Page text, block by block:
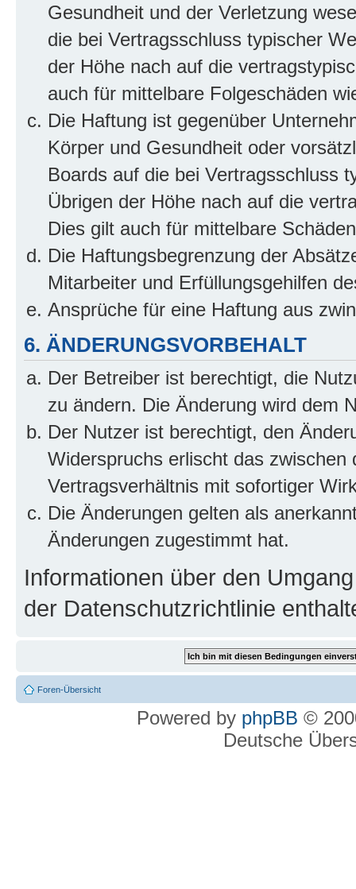
Gesundheit und der Verletzung
die bei Vertragsschluss typischer
der Höhe nach auf die
auch für mittelbare Folgeschäden
Die Haftung ist gegenüber
Körper und Gesundheit oder
Boards auf die bei Vertragsschluss
Übrigen der Höhe nach auf die
Dies gilt auch für mittelbare
Die Haftungsbegrenzung der
Mitarbeiter und Erfüllungsgehilfen
Ansprüche für eine Haftung aus
6. ÄNDERUNGSVORBEHALT
Der Betreiber ist berechtigt, die
zu ändern. Die Änderung wird dem
Der Nutzer ist berechtigt, den
Widerspruchs erlischt das
Vertragsverhältnis mit sofortiger
Die Änderungen gelten als
Änderungen zugestimmt hat.
Informationen über den
der Datenschutzrichtlinie
Foren-Übersicht
Powered by phpBB ©
Deutsche